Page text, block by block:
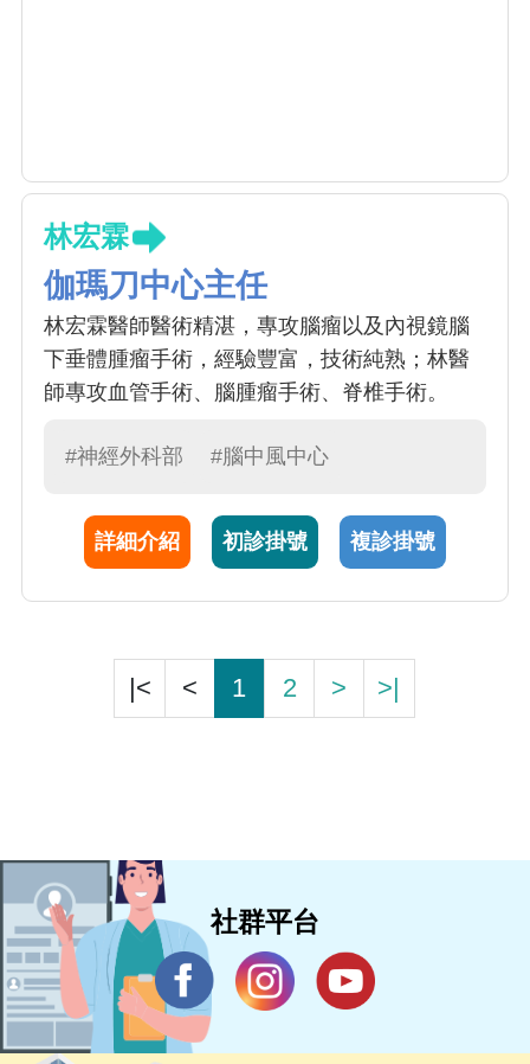
林宏霖
伽瑪刀中心主任
林宏霖醫師醫術精湛，專攻腦瘤以及內視鏡腦
下垂體腫瘤手術，經驗豐富，技術純熟；林醫
師專攻血管手術、腦腫瘤手術、脊椎手術。
#神經外科部 #腦中風中心
詳細介紹 初診掛號 複診掛號
|< < 1 2 > >|
社群平台